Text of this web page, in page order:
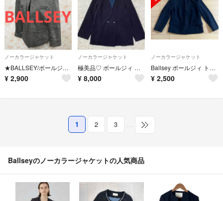
ノーカラージャケット
★BALLSEY/ボールジィ★ノーカラージャケット38(M.9号)グレー.無地
¥ 2,900
ノーカラージャケット
極美品♡ ボールジィ ドライアムンゼンダブルブレストノーカラージャケット 紺
¥ 8,000
ノーカラージャケット
Ballsey ボールジィ トゥモローランド ノーカラージャケット ネイビー
¥ 2,500
1 2 3 …
Ballseyのノーカラージャケットの人気商品